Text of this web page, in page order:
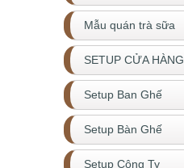
Mẫu quán trà sữa
SETUP CỬA HÀNG
Setup Ban Ghế
Setup Bàn Ghế
Setup Công Ty